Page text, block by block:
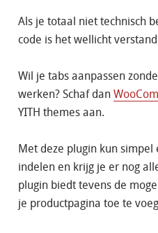
Als je totaal niet technisch
code is het wellicht
Wil je tabs aanpassen
werken? Schaf dan
YITH themes aan.
Met deze plugin kun simpel
indelen en krijg je er nog
plugin biedt tevens de
je productpagina toe te